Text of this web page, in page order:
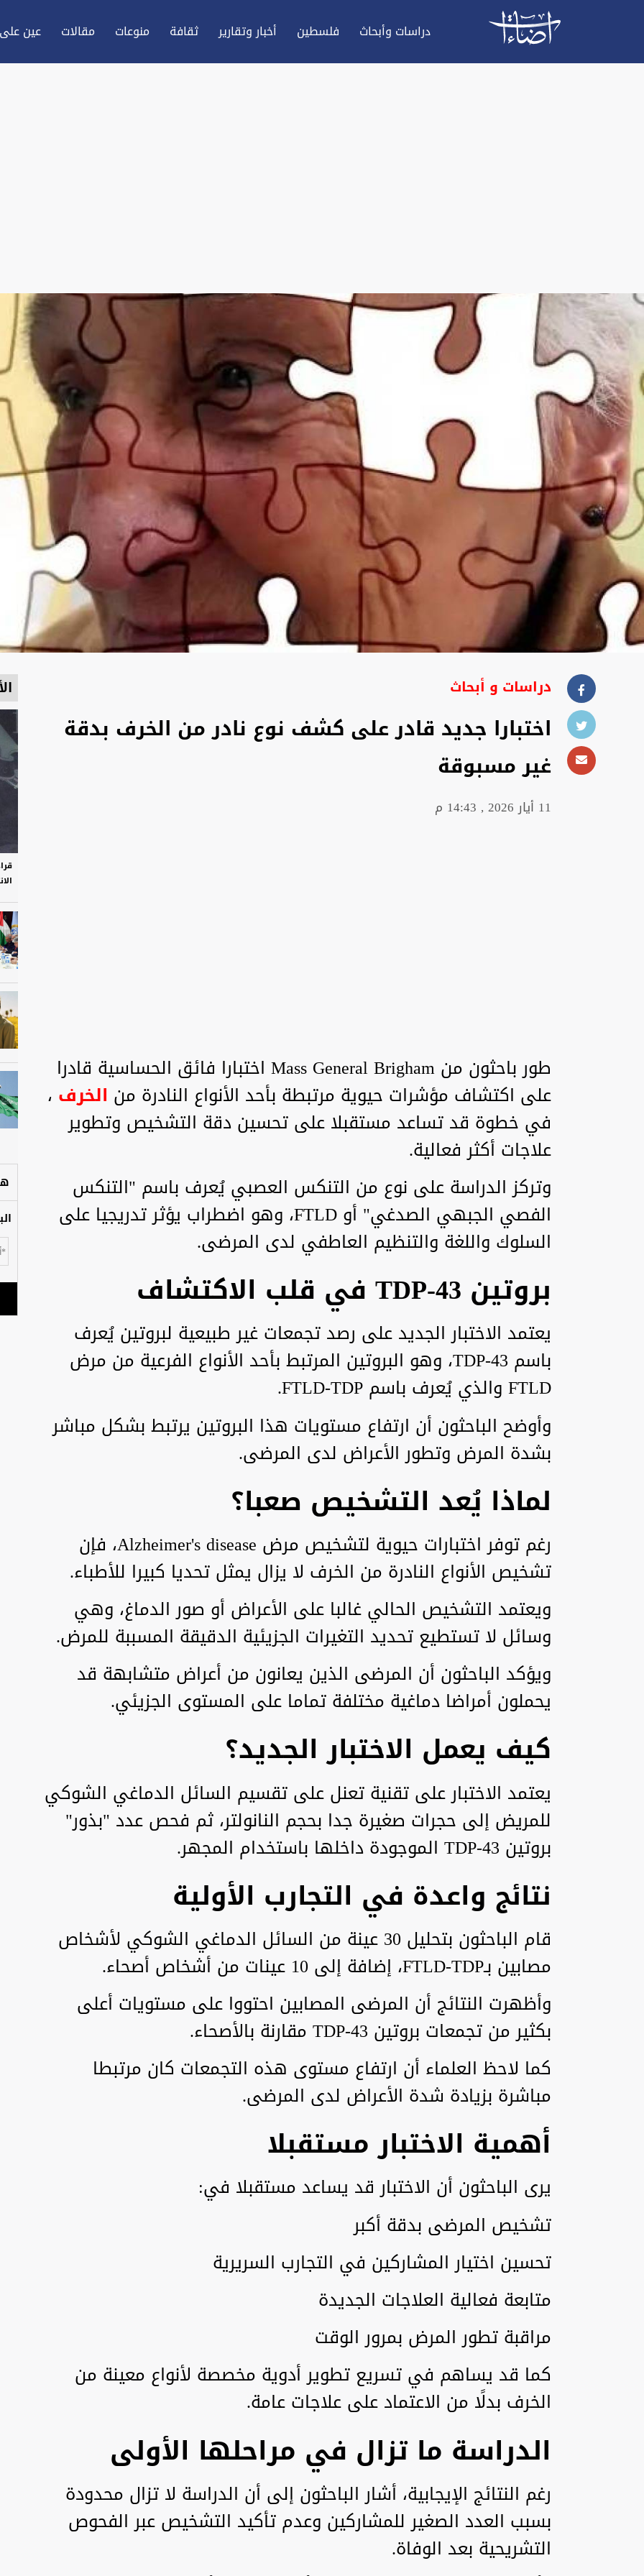
دراسات وأبحاث فلسطين أخبار وتقارير ثقافة منوعات مقالات عين
دراسات و أبحاث
اختبارا جديد قادر على كشف نوع نادر من الخرف بدقة
غير مسبوقة
11 أيار 2026 , 14:43 م
طور باحثون من Mass General Brigham اختبارا فائق الحساسية قادرا
على اكتشاف مؤشرات حيوية مرتبطة بأحد الأنواع النادرة من الخرف ،
في خطوة قد تساعد مستقبلا على تحسين دقة التشخيص وتطوير
علاجات أكثر فعالية.
وتركز الدراسة على نوع من التنكس العصبي يُعرف باسم "التنكس
الفصي الجبهي الصدغي" أو FTLD، وهو اضطراب يؤثر تدريجيا على
السلوك واللغة والتنظيم العاطفي لدى المرضى.
بروتين TDP-43 في قلب الاكتشاف
يعتمد الاختبار الجديد على رصد تجمعات غير طبيعية لبروتين يُعرف
باسم TDP-43، وهو البروتين المرتبط بأحد الأنواع الفرعية من مرض
FTLD والذي يُعرف باسم FTLD-TDP.
وأوضح الباحثون أن ارتفاع مستويات هذا البروتين يرتبط بشكل مباشر
بشدة المرض وتطور الأعراض لدى المرضى.
لماذا يُعد التشخيص صعبا؟
رغم توفر اختبارات حيوية لتشخيص مرض Alzheimer's disease، فإن
تشخيص الأنواع النادرة من الخرف لا يزال يمثل تحديا كبيرا للأطباء.
ويعتمد التشخيص الحالي غالبا على الأعراض أو صور الدماغ، وهي
وسائل لا تستطيع تحديد التغيرات الجزيئية الدقيقة المسببة للمرض.
ويؤكد الباحثون أن المرضى الذين يعانون من أعراض متشابهة قد
يحملون أمراضا دماغية مختلفة تماما على المستوى الجزيئي.
كيف يعمل الاختبار الجديد؟
يعتمد الاختبار على تقنية تعنل على تقسيم السائل الدماغي الشوكي
للمريض إلى حجرات صغيرة جدا بحجم النانولتر، ثم فحص عدد "بذور"
بروتين TDP-43 الموجودة داخلها باستخدام المجهر.
نتائج واعدة في التجارب الأولية
قام الباحثون بتحليل 30 عينة من السائل الدماغي الشوكي لأشخاص
مصابين بـFTLD-TDP، إضافة إلى 10 عينات من أشخاص أصحاء.
وأظهرت النتائج أن المرضى المصابين احتووا على مستويات أعلى
بكثير من تجمعات بروتين TDP-43 مقارنة بالأصحاء.
كما لاحظ العلماء أن ارتفاع مستوى هذه التجمعات كان مرتبطا
مباشرة بزيادة شدة الأعراض لدى المرضى.
أهمية الاختبار مستقبلا
يرى الباحثون أن الاختبار قد يساعد مستقبلا في:
تشخيص المرضى بدقة أكبر
تحسين اختيار المشاركين في التجارب السريرية
متابعة فعالية العلاجات الجديدة
مراقبة تطور المرض بمرور الوقت
كما قد يساهم في تسريع تطوير أدوية مخصصة لأنواع معينة من
الخرف بدلًا من الاعتماد على علاجات عامة.
الدراسة ما تزال في مراحلها الأولى
رغم النتائج الإيجابية، أشار الباحثون إلى أن الدراسة لا تزال محدودة
بسبب العدد الصغير للمشاركين وعدم تأكيد التشخيص عبر الفحوص
التشريحية بعد الوفاة.